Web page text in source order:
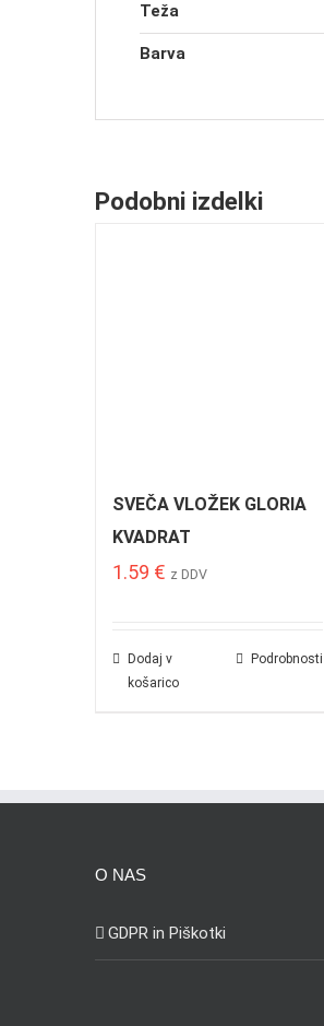
Teža
Barva
Podobni izdelki
SVEČA VLOŽEK GLORIA
KVADRAT
1.59 € z DDV
Dodaj v
košarico
Podrobnosti
O NAS
GDPR in Piškotki